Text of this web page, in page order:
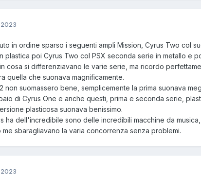
in ordine sparso i seguenti ampli Mission, Cyrus Two col
plastica poi Cyrus Two col PSX seconda serie in metallo e
cosa si differenziavano le varie serie, ma ricordo
quella che suonava magnificamente.
non suomassero bene, semplicemente la prima suonava
di Cyrus One e anche questi, prima e seconda serie,
plasticosa suonava benissimo.
ha dell'incredibile sono delle incredibili macchine da
sbaragliavano la varia concorrenza senza problemi.